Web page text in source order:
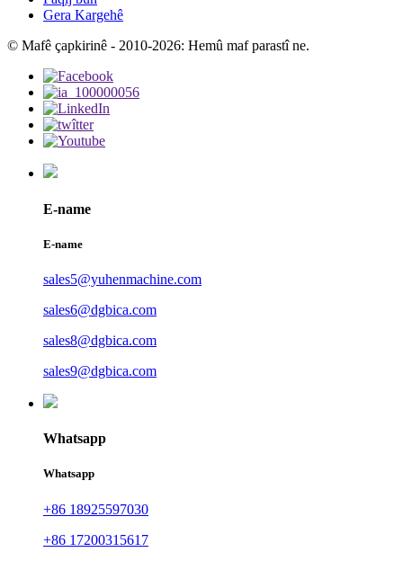
Gera Kargehê
© Mafê çapkirinê - 2010-2026: Hemû maf parastî ne.
E-name
E-name
sales5@yuhenmachine.com
sales6@dgbica.com
sales8@dgbica.com
sales9@dgbica.com
Whatsapp
Whatsapp
+86 18925597030
+86 17200315617